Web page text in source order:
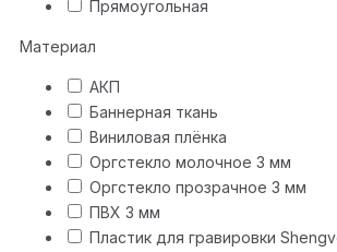
Прямоугольная
Материал
АКП
Баннерная ткань
Виниловая плёнка
Оргстекло молочное 3 мм
Оргстекло прозрачное 3 мм
ПВХ 3 мм
Пластик для гравировки